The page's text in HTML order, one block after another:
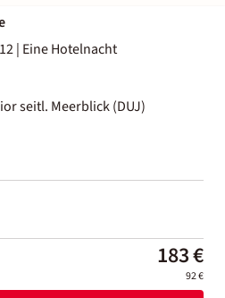
| Eine Hotelnacht
seitl. Meerblick (DUJ)
183 €
92 €